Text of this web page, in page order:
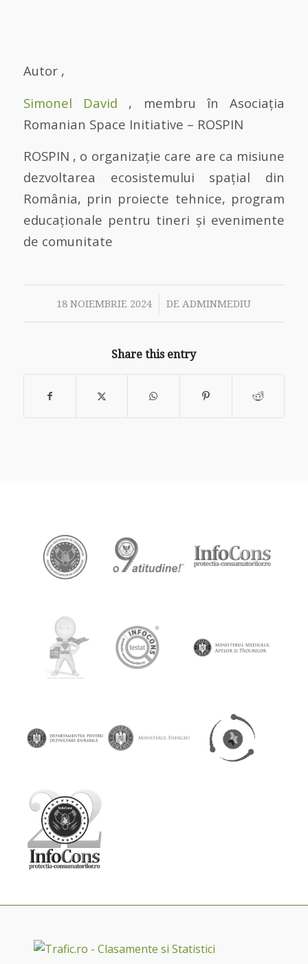
Autor ,
Simonel David , membru în Asociația
Romanian Space Initiative – ROSPIN
ROSPIN , o organizație care are ca misiune
dezvoltarea ecosistemului spațial din
România, prin proiecte tehnice, program
educaționale pentru tineri și evenimente
de comunitate
18 NOIEMBRIE 2024
/ DEADMINMEDIU
Share this entry